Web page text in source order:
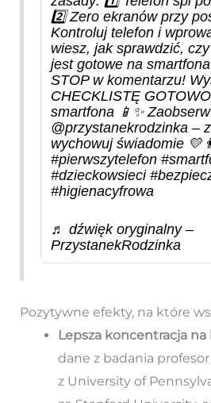
2️⃣ Zero ekranów przy
Kontroluj telefon i
wiesz, jak sprawdzić,
jest gotowe na
STOP w komentarzu!
CHECKLISTĘ
smartfona 📱✨
@przystanekrodzinka –
wychowuj świadomie
#pierwszytelefon
#dzieckowsieci
#higienacyfrowa
♬ dźwięk oryginalny –
PrzystanekRodzinka
Pozytywne efekty, na które
Lepsza koncentracja na
dane z badania
z University of